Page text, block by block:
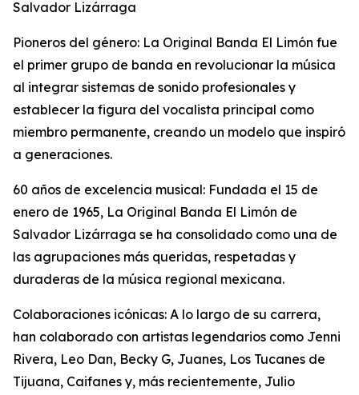
Salvador Lizárraga
Pioneros del género: La Original Banda El Limón fue
el primer grupo de banda en revolucionar la música
al integrar sistemas de sonido profesionales y
establecer la figura del vocalista principal como
miembro permanente, creando un modelo que inspiró
a generaciones.
60 años de excelencia musical: Fundada el 15 de
enero de 1965, La Original Banda El Limón de
Salvador Lizárraga se ha consolidado como una de
las agrupaciones más queridas, respetadas y
duraderas de la música regional mexicana.
Colaboraciones icónicas: A lo largo de su carrera,
han colaborado con artistas legendarios como Jenni
Rivera, Leo Dan, Becky G, Juanes, Los Tucanes de
Tijuana, Caifanes y, más recientemente, Julio